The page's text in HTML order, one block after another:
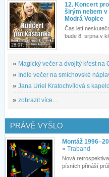
28.07.
12. Koncert
širým nebem v
Modrá Vopice
Čas letí
bude 8. srpna v
» Magický večer a dvojitý křest na
» Indie večer na smíchovské
» Jana Uriel Kratochvílová s
» zobrazit více...
PRÁVĚ VYŠLO
Montáž
» Traband
Nová
písních přináší